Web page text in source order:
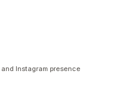
Instagram presence